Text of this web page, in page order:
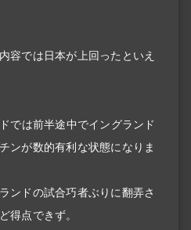
容では日本が上回ったといえ
では前半途中でイングランド
ンが数的有利な状態になりま
ンドの試合巧者ぶりに翻弄さ
得点できず。